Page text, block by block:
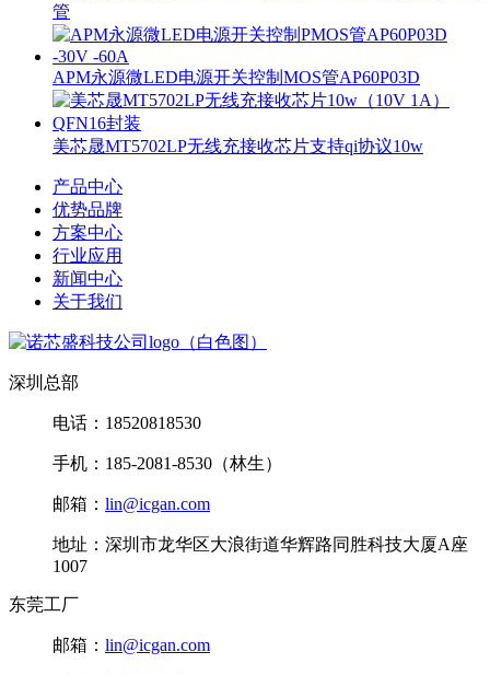
管
APM永源微LED电源开关控制MOS管AP60P03D
美芯晟MT5702LP无线充接收芯片支持qi协议10w
产品中心
优势品牌
方案中心
行业应用
新闻中心
关于我们
深圳总部
电话：18520818530
手机：185-2081-8530（林生）
邮箱： lin@icgan.com
地址：深圳市龙华区大浪街道华辉路同胜科技大厦A座
1007
东莞工厂
邮箱： lin@icgan.com